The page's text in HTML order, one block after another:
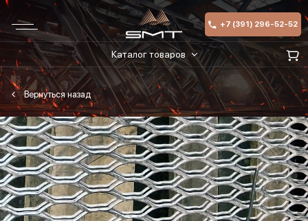
+7 (391) 296-52-52
Каталог товаров